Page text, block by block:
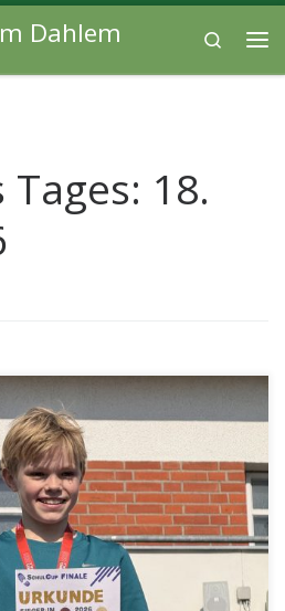
Dahlem
Search
18.
Laufbedingungen:
Crosslaufs im Stadion
Gymnasium eine starke
[…]